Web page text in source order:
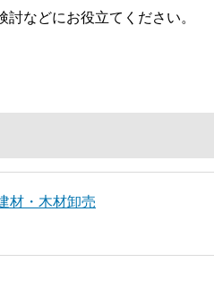
などにお役立てください。
材・木材卸売